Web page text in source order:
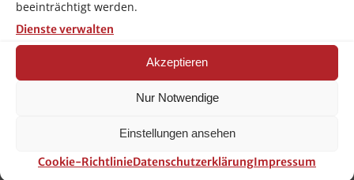
beeinträchtigt werden.
Dienste verwalten
Akzeptieren
Nur Notwendige
Einstellungen ansehen
Cookie-RichtlinieDatenschutzerklärungImpressum
Temperaturregelung:
,Stufenlos
1 Teigverteiler
Ausführung Crêpeplatten:
Anzahl Crêpeplatten:2
Kontrollleuchte:Aufheizen ,Ein/Aus